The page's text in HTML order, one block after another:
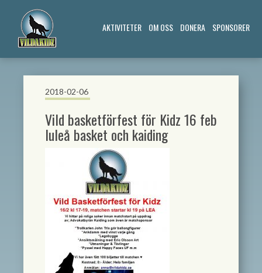
AKTIVITETER OM OSS DONERA SPONSORER
2018-02-06
Vild basketförfest för Kidz 16 feb
luleå basket och kaiding